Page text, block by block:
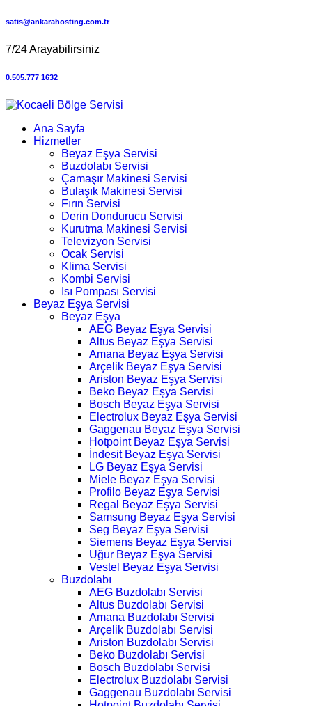
satis@ankarahosting.com.tr
7/24 Arayabilirsiniz
0.505.777 1632
Ana Sayfa
Hizmetler
Beyaz Eşya Servisi
Buzdolabı Servisi
Çamaşır Makinesi Servisi
Bulaşık Makinesi Servisi
Fırın Servisi
Derin Dondurucu Servisi
Kurutma Makinesi Servisi
Televizyon Servisi
Ocak Servisi
Klima Servisi
Kombi Servisi
Isı Pompası Servisi
Beyaz Eşya Servisi
Beyaz Eşya
AEG Beyaz Eşya Servisi
Altus Beyaz Eşya Servisi
Amana Beyaz Eşya Servisi
Arçelik Beyaz Eşya Servisi
Ariston Beyaz Eşya Servisi
Beko Beyaz Eşya Servisi
Bosch Beyaz Eşya Servisi
Electrolux Beyaz Eşya Servisi
Gaggenau Beyaz Eşya Servisi
Hotpoint Beyaz Eşya Servisi
İndesit Beyaz Eşya Servisi
LG Beyaz Eşya Servisi
Miele Beyaz Eşya Servisi
Profilo Beyaz Eşya Servisi
Regal Beyaz Eşya Servisi
Samsung Beyaz Eşya Servisi
Seg Beyaz Eşya Servisi
Siemens Beyaz Eşya Servisi
Uğur Beyaz Eşya Servisi
Vestel Beyaz Eşya Servisi
Buzdolabı
AEG Buzdolabı Servisi
Altus Buzdolabı Servisi
Amana Buzdolabı Servisi
Arçelik Buzdolabı Servisi
Ariston Buzdolabı Servisi
Beko Buzdolabı Servisi
Bosch Buzdolabı Servisi
Electrolux Buzdolabı Servisi
Gaggenau Buzdolabı Servisi